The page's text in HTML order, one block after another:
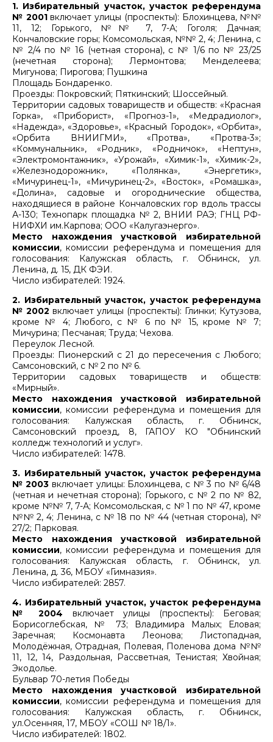
1. Избирательный участок, участок референдума
№ 2001включает улицы (проспекты): Блохинцева, №№
11, 12; Горького, №№ 7, 7-А; Гоголя; Дачная;
Кончаловские горы; Комсомольская, №№ 2, 4; Ленина, с
№ 2/4 по № 16 (четная сторона), с № 1/6 по № 23/25
(нечетная сторона); Лермонтова; Менделеева;
Мигунова; Пирогова; Пушкина
Площадь Бондаренко.
Проезды: Покровский; Пяткинский; Шоссейный.
Территории садовых товариществ и обществ: «Красная
Горка», «Приборист», «Прогноз-1», «Медрадиолог»,
«Надежда», «Здоровье», «Красный Городок», «Орбита»,
«Орбита ВНИИГМИ», «Протва», «Протва-3»;
«Коммунальник», «Родник», «Родничок», «Нептун»,
«Электромонтажник», «Урожай», «Химик-1», «Химик-2»,
«Железнодорожник», «Полянка», «Энергетик»,
«Мичуринец-1», «Мичуринец-2», «Восток», «Ромашка»,
«Долина», садовые и огороднические общества,
находящиеся в районе Кончаловских гор вдоль трассы
А-130; Технопарк площадка № 2, ВНИИ РАЭ; ГНЦ РФ-
НИФХИ им.Карпова; ООО «Калугаэнерго».
Место нахождения участковой избирательной
комиссии, комиссии референдума и помещения для
голосования: Калужская область, г. Обнинск, ул.
Ленина, д. 15, ДК ФЭИ.
Число избирателей: 1924.
2. Избирательный участок, участок референдума
№ 2002 включает улицы (проспекты): Глинки; Кутузова,
кроме № 4; Любого, с № 6 по № 15, кроме № 7;
Мичурина; Песчаная; Труда; Чехова.
Переулок Лесной.
Проезды: Пионерский с 21 до пересечения с Любого;
Самсоновский, с № 2 по № 6.
Территории садовых товариществ и обществ:
«Мирный».
Место нахождения участковой избирательной
комиссии, комиссии референдума и помещения для
голосования: Калужская область, г. Обнинск,
Самсоновский проезд, 8, ГАПОУ КО "Обнинский
колледж технологий и услуг».
Число избирателей: 1478.
3. Избирательный участок, участок референдума
№ 2003 включает улицы: Блохинцева, с № 3 по № 6/48
(четная и нечетная сторона); Горького, c № 2 по № 82,
кроме №№ 7, 7-А; Комсомольская, с № 1 по № 47, кроме
№№ 2, 4; Ленина, с № 18 по № 44 (четная сторона), №
27/2; Парковая.
Место нахождения участковой избирательной
комиссии, комиссии референдума и помещения для
голосования: Калужская область, г. Обнинск, ул.
Ленина, д. 36, МБОУ «Гимназия».
Число избирателей: 2857.
4. Избирательный участок, участок референдума
№ 2004 включает улицы (проспекты): Беговая;
Борисоглебская, № 73; Владимира Малых; Еловая;
Заречная; Космонавта Леонова; Листопадная,
Молодёжная, Отрадная, Полевая, Поленова дома №№
11, 12, 14, Раздольная, Рассветная, Тенистая; Хвойная;
Экодолье.
Бульвар 70-летия Победы
Место нахождения участковой избирательной
комиссии, комиссии референдума и помещения для
голосования: Калужская область, г. Обнинск,
ул.Осенняя, 17, МБОУ «СОШ № 18/1».
Число избирателей: 1802.